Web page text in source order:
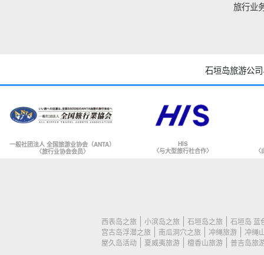
旅行业
石垣岛旅游公
一般社团法人 全国旅游业协会（ANTA）
〈旅行业协会会员〉
HIS
〈与大型旅行社合作〉
西表岛之旅 小滨岛之旅 石垣岛之旅
石垣岛 蓝
宫古岛浮潜之旅
南瓜洞穴之旅 冲绳旅游
冲绳
屋久岛活动
夏威夷旅游 檀香山旅游 普吉岛旅